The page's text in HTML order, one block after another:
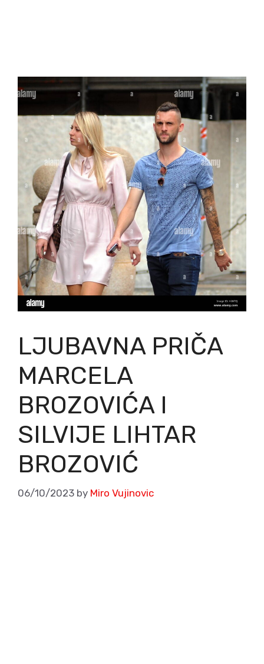
LJUBAVNA PRIČA
MARCELA
BROZOVIĆA I
SILVIJE LIHTAR
BROZOVIĆ
06/10/2023 by Miro Vujinovic